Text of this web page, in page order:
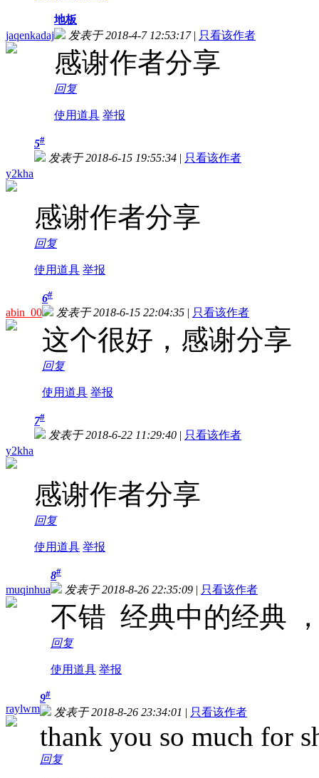
jaqenkadaj
地板
发表于 2018-4-7 12:53:17 | 只看该作者
感谢作者分享
回复
使用道具 举报
y2kha
5#
发表于 2018-6-15 19:55:34 | 只看该作者
感谢作者分享
回复
使用道具 举报
abin_00
6#
发表于 2018-6-15 22:04:35 | 只看该作者
这个很好，感谢分享
回复
使用道具 举报
y2kha
7#
发表于 2018-6-22 11:29:40 | 只看该作者
感谢作者分享
回复
使用道具 举报
muqinhua
8#
发表于 2018-8-26 22:35:09 | 只看该作者
不错 经典中的经典
回复
使用道具 举报
raylwm
9#
发表于 2018-8-26 23:34:01 | 只看该作者
thank you so much for
回复